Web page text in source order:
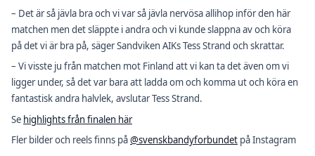
– Det är så jävla bra och vi var så jävla nervösa allihop inför den här
matchen men det släppte i andra och vi kunde slappna av och köra
på det vi är bra på, säger Sandviken AIKs Tess Strand och skrattar.
– Vi visste ju från matchen mot Finland att vi kan ta det även om vi
ligger under, så det var bara att ladda om och komma ut och köra en
fantastisk andra halvlek, avslutar Tess Strand.
Se highlights från finalen här
Fler bilder och reels finns på@svenskbandyforbundet på Instagram